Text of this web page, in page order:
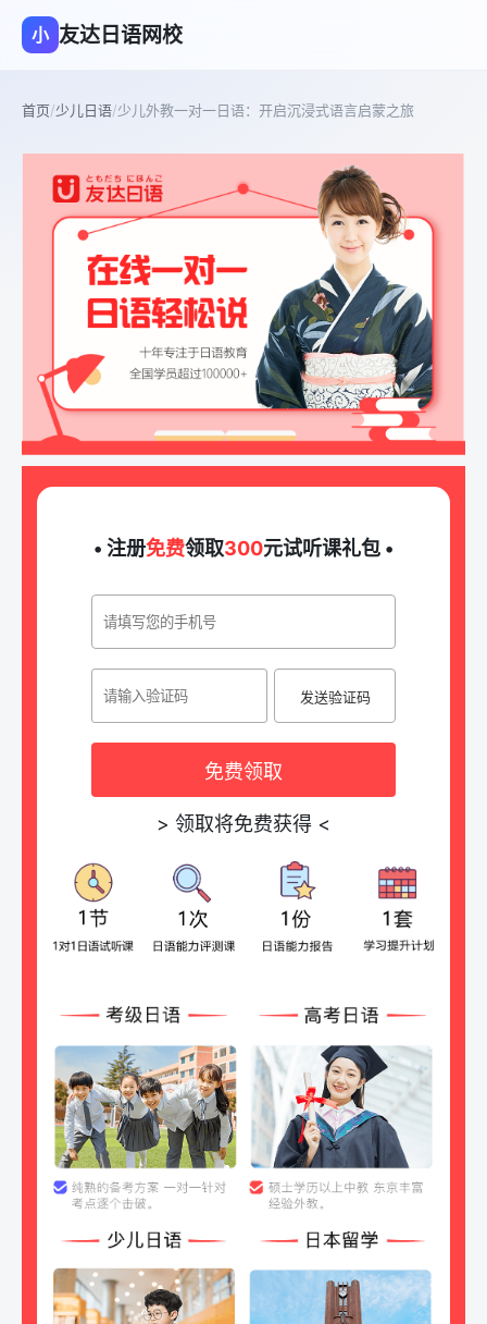
小 友达日语网校
首页/少儿日语/少儿外教一对一日语：开启沉浸式语言启蒙之旅
• 注册免费领取300元试听课礼包 •
发送验证码
免费领取
> 领取将免费获得 <